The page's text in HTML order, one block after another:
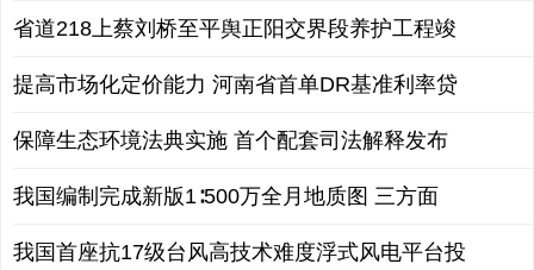
省道218上蔡刘桥至平舆正阳交界段养护工程竣
提高市场化定价能力 河南省首单DR基准利率贷
保障生态环境法典实施 首个配套司法解释发布
我国编制完成新版1∶500万全月地质图 三方面
我国首座抗17级台风高技术难度浮式风电平台投